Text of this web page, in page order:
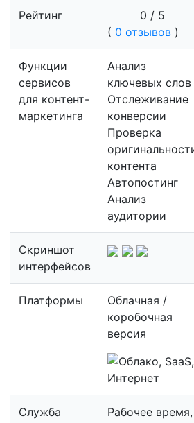
Рейтинг
0 / 5
( 0 отзывов )
Функции
сервисов
для контент-
маркетинга
Анализ
ключевых слов
Отслеживание
конверсии
Проверка
контента
Автопостинг
Анализ
аудитории
Скриншот
интерфейсов
Платформы
Облачная /
коробочная
версия
Служба
Рабочее время,